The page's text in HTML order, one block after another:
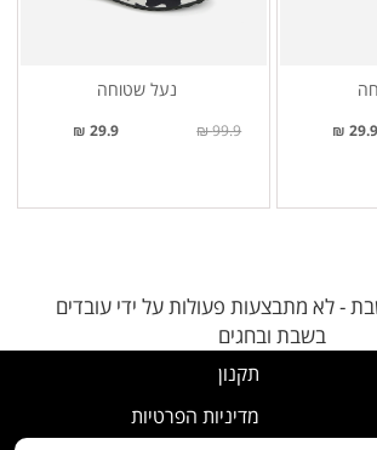
29.9 ₪
נעל שטוחה
29.9 ₪ 99.9 ₪
- לא מתבצעות פעולות על ידי עובדים
בשבת ובחגים
תקנון
מדיניות הפרטיות